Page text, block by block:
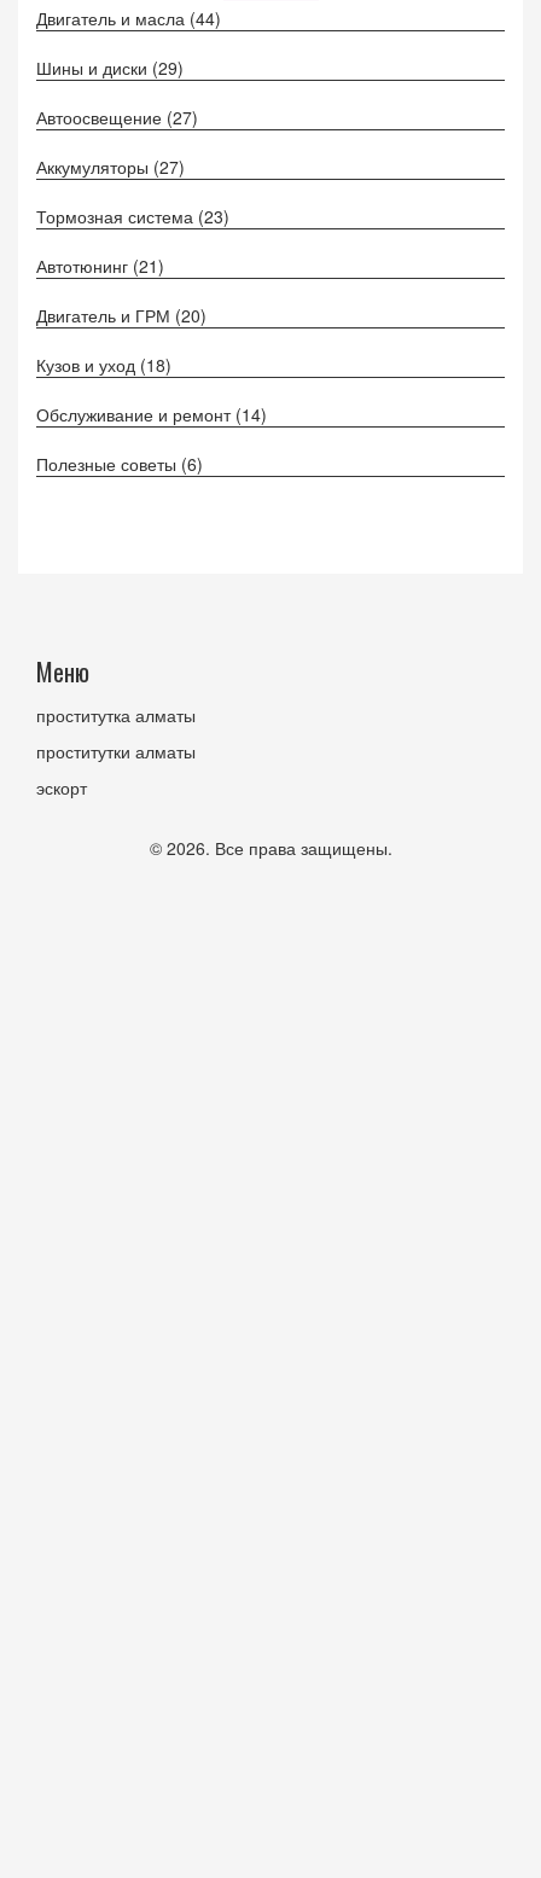
Двигатель и масла (44)
Шины и диски (29)
Автоосвещение (27)
Аккумуляторы (27)
Тормозная система (23)
Автотюнинг (21)
Двигатель и ГРМ (20)
Кузов и уход (18)
Обслуживание и ремонт (14)
Полезные советы (6)
Меню
проститутка алматы
проститутки алматы
эскорт
© 2026. Все права защищены.